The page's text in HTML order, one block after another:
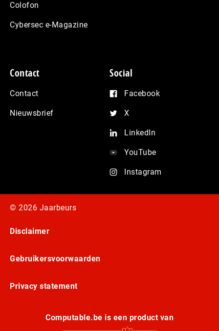
Colofon
Cybersec e-Magazine
Contact
Contact
Nieuwsbrief
Social
Facebook
X
LinkedIn
YouTube
Instagram
© 2026 Jaarbeurs
Disclaimer
Gebruikersvoorwaarden
Privacy statement
Computable.be is een product van